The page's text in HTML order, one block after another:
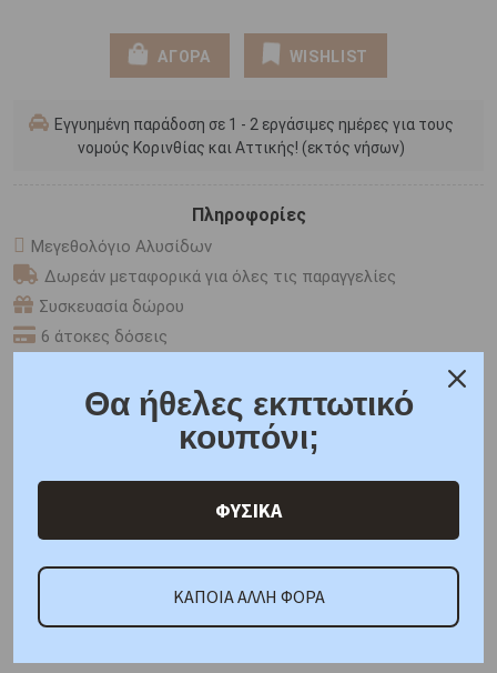
ΑΓΟΡΑ WISHLIST
Εγγυημένη παράδοση σε 1 - 2 εργάσιμες ημέρες για τους
νομούς Κορινθίας και Αττικής! (εκτός νήσων)
Πληροφορίες
Μεγεθολόγιο Αλυσίδων
Δωρεάν μεταφορικά για όλες τις παραγγελίες
Συσκευασία δώρου
6 άτοκες δόσεις
ONLINE CHAT
Κριτικές
Θα ήθελες εκπτωτικό
κουπόνι;
ΦΥΣΙΚΑ
ΚΑΠΟΙΑ ΑΛΛΗ ΦΟΡΑ